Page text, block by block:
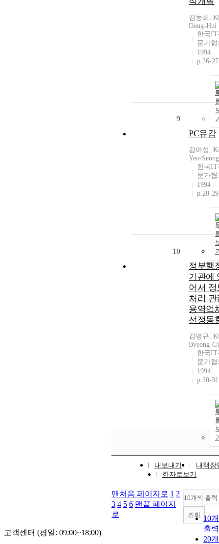
김동희,
Dong-Hui
한국IT
문가협
1994
p.26-27
9
PC유감
김여성,
Yeo-Seong
한국IT
문가협
1994
p.28-29
10
정부행
기관에
어서 정
처리 관
용역업
선정동
김병규,
Byeong-
한국IT
문가협
1994
p.30-31
내보내기
내책장
한자로보기
10개씩 출력
10
출력
20
조회
맨처음 페이지로 1 2
3 4 5 6 맨끝 페이지
로
고객센터 (평일: 09:00~18:00)